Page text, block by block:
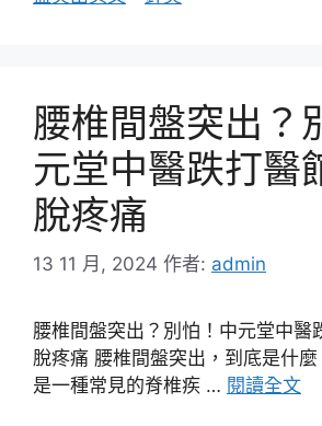
腰椎間盤突出？
元堂中醫跌打醫
脫疼痛
13 11 月, 2024 作者: admin
腰椎間盤突出？別怕！中元堂中醫
脫疼痛 腰椎間盤突出，到底是什
是一種常見的脊椎疾 … 閱讀全文